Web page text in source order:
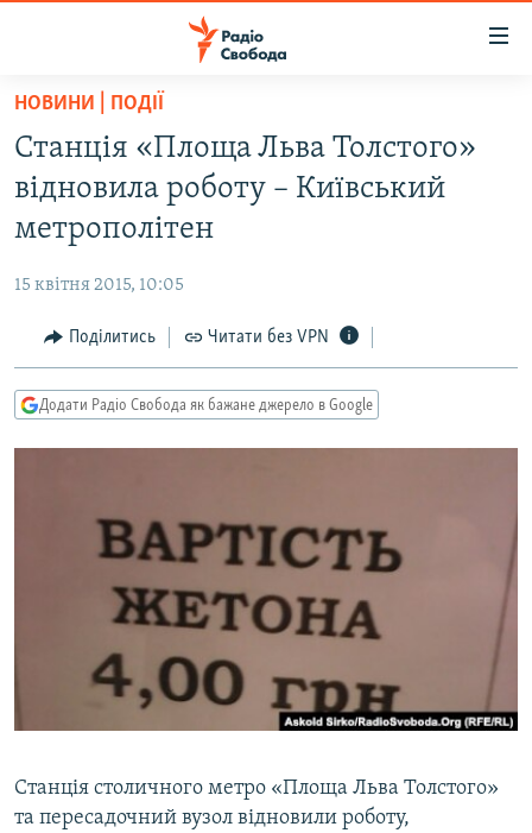
Перейти
основного
матеріалу
до
основної
Перейти
до
пошуку
ВСЕ ЗА ДОБУ
СУСПІЛЬСТВО
РОСІЙСЬКА «ФІЛЬТРАЦІЯ»
ДОНБАС.РЕАЛІЇ
ТИ ЯК?
КИТАЙ.ВИКЛИКИ
МУЛЬТИМЕДІА
СПЕЦПРОЄКТИ
ПОДКАСТИ
КРИМ РЕАЛІЇ
РУС
НОВИНИ | ПОДІЇ
Станція «Площа Льва Толстого»
відновила роботу – Київський
метрополітен
15 квітня 2015, 10:05
Поділитись Читати без VPN
Додати Радіо Свобода як бажане джерело в Google
Станція столичного метро «Площа Льва Толстого»
та пересадочний вузол відновили роботу,